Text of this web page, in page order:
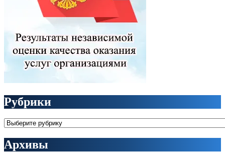
Рубрики
Рубрики
Архивы